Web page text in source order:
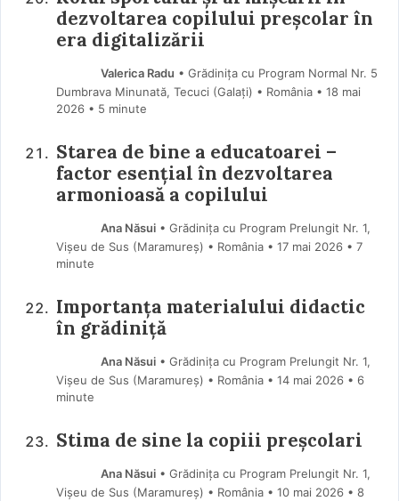
dezvoltarea copilului preșcolar în
era digitalizării
Valerica Radu • Grădinița cu Program Normal Nr. 5
Dumbrava Minunată, Tecuci (Galaţi) • România
18 mai
2026 • 5 minute
Starea de bine a educatoarei –
factor esențial în dezvoltarea
armonioasă a copilului
Ana Năsui• Grădinița cu Program Prelungit Nr. 1,
Vișeu de Sus (Maramureş) • România
17 mai 2026 • 7
minute
Importanța materialului didactic
în grădiniță
Ana Năsui• Grădinița cu Program Prelungit Nr. 1,
Vișeu de Sus (Maramureş) • România
14 mai 2026 • 6
minute
Stima de sine la copiii preșcolari
Ana Năsui• Grădinița cu Program Prelungit Nr. 1,
Vișeu de Sus (Maramureş) • România
10 mai 2026 • 8